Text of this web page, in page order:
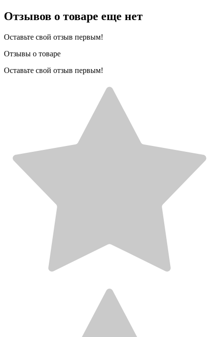
Отзывов о товаре еще нет
Оставьте свой отзыв первым!
Отзывы о товаре
Оставьте свой отзыв первым!